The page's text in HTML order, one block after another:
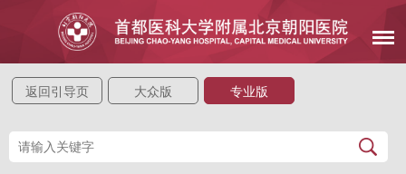
返回引导页 大众版 专业版